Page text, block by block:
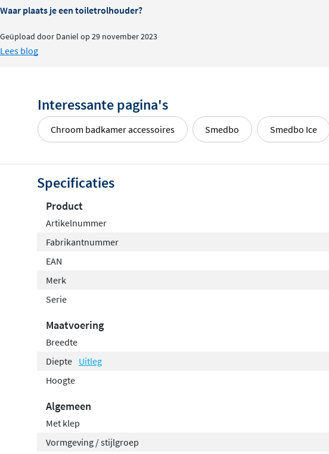
Waar plaats je een toiletrolhouder?
Geüpload door Daniel op 29 november 2023
Lees blog
Interessante pagina's
Chroom badkamer accessoires Smedbo Smedbo Ice
Specificaties
Product
Artikelnummer
Fabrikantnummer
EAN
Merk
Serie
Maatvoering
Breedte
Diepte Uitleg
Hoogte
Algemeen
Met klep
Vormgeving / stijlgroep